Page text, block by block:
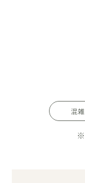
混